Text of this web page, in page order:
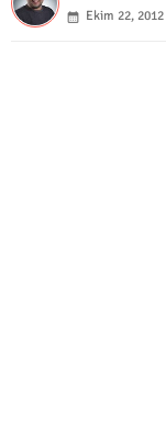
Ekim 22, 2012